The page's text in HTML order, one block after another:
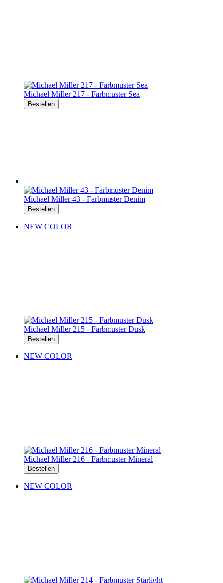
Michael MiIler 217 - Farbmuster Sea
Bestellen
Michael Miller 43 - Farbmuster Denim
Bestellen
NEW COLOR
Michael MiIler 215 - Farbmuster Dusk
Bestellen
NEW COLOR
Michael MiIler 216 - Farbmuster Mineral
Bestellen
NEW COLOR